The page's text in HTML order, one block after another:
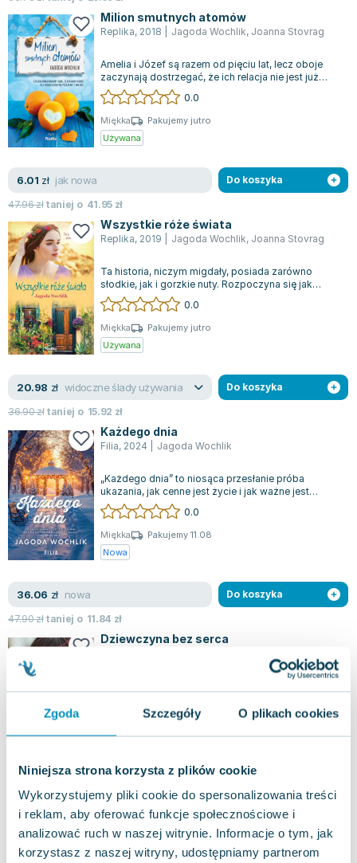
Zgoda Szczegóły O plikach cookies
Niniejsza strona korzysta z plików cookie
Wykorzystujemy pliki cookie do spersonalizowania treści
i reklam, aby oferować funkcje społecznościowe i
analizować ruch w naszej witrynie. Informacje o tym, jak
korzystasz z naszej witryny, udostępniamy partnerom
Joseph Murphy
Jan Sztaudynger
Aleksander Puszkin
Oscar Wilde
Małgorzata Ohme
Maddie Ziegler
Leszek Czarnecki
Maria Seweryn
Janina Zającówna
Eric Helms
Anna Prus (oprac.)
Nela Mała Reporterka
Agnieszka Maciąg
Barbara Wrzesińska
Terry Pratchett
Virginia Woolf
Ajahn Brahm
Lucinda Riley
Jacek Walkiewicz
Milion smutnych atomów
Replika, 2018 Jagoda Wochlik, Joanna Stovrag
Amelia i Józef są razem od pięciu lat, lecz oboje
zaczynają dostrzegać, że ich relacja nie jest już
taka jak kiedyś. Choć ciągle d...
0.0
Miękka
Pakujemy jutro
Używana
6.01 zł jak nowa
47.96złtaniej o 41.95 zł
Do koszyka
Wszystkie róże świata
Replika, 2019 Jagoda Wochlik, Joanna Stovrag
Ta historia, niczym migdały, posiada zarówno
słodkie, jak i gorzkie nuty. Rozpoczyna się jak
wciągający film. Róża, bibliotekarka...
0.0
Miękka
Pakujemy jutro
Używana
20.98 zł widoczne ślady używania
36.90złtaniej o 15.92 zł
Do koszyka
Każdego dnia
Filia, 2024 Jagoda Wochlik
„Każdego dnia” to niosąca przesłanie próba
ukazania, jak cenne jest życie i jak ważne jest
dążenie do szczęścia w codzienności. Hi...
0.0
Miękka
Pakujemy 11.08
Nowa
36.06 zł nowa
47.90złtaniej o 11.84 zł
Do koszyka
Dziewczyna bez serca
natychmiast wyczuć, czy ktoś mówi prawdę,...
0.0
15.41zł jak nowa
złtaniej o 27.49
Do koszyka